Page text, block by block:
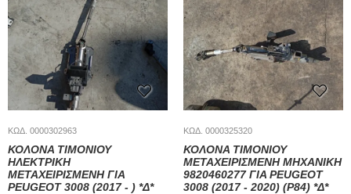
ΚΩΔ. 0000302963
ΚΟΛΟΝΑ ΤΙΜΟΝΙΟΥ
ΗΛΕΚΤΡΙΚΗ
ΜΕΤΑΧΕΙΡΙΣΜΕΝΗ ΓΙΑ
PEUGEOT 3008 (2017 - ) *Δ*
ΚΩΔ. 0000325320
ΚΟΛΟΝΑ ΤΙΜΟΝΙΟΥ
ΜΕΤΑΧΕΙΡΙΣΜΕΝΗ ΜΗΧΑΝΙΚΗ
9820460277 ΓΙΑ PEUGEOT
3008 (2017 - 2020) (P84) *Δ*